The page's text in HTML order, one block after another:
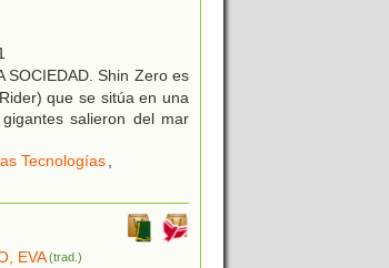
SOCIEDAD. Shin Zero es
que se sitúa en una
salieron del mar
Tecnologías,
EVA(trad.)